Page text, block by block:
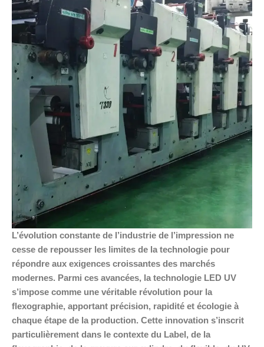
L’évolution constante de l’industrie de l’impression ne
cesse de repousser les limites de la technologie pour
répondre aux exigences croissantes des marchés
modernes. Parmi ces avancées, la technologie LED UV
s’impose comme une véritable révolution pour la
flexographie, apportant précision, rapidité et écologie à
chaque étape de la production. Cette innovation s’inscrit
particulièrement dans le contexte du Label, de la